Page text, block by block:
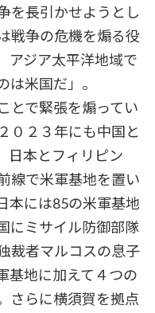
を長引かせようとし
戦争の危機を煽る役
アジア太平洋地域で
米国だ」。
とで緊張を煽ってい
０２３年にも中国と
日本とフィリピン
線で米軍基地を置い
本には85の米軍基地
にミサイル防御部隊
裁者マルコスの息子
基地に加えて４つの
さらに横須賀を拠点